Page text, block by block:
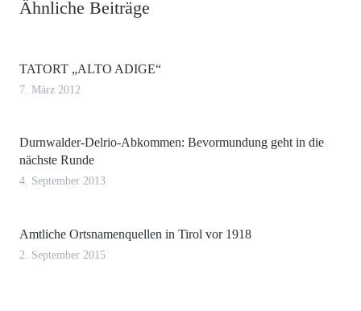
Ähnliche Beiträge
TATORT „ALTO ADIGE“
7. März 2012
Durnwalder-Delrio-Abkommen: Bevormundung geht in die
nächste Runde
4. September 2013
Amtliche Ortsnamenquellen in Tirol vor 1918
2. September 2015